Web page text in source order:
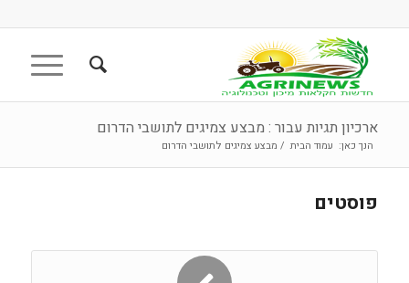
ארכיון תגיות עבור : מבצע צמיגים לתושבי הדרום
הנך כאן: עמוד הבית / מבצע צמיגים לתושבי הדרום
פוסטים